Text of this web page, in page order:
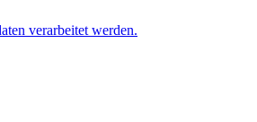
verarbeitet werden.